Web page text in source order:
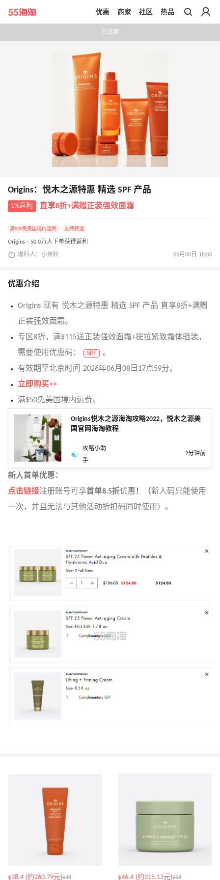
带你去官网买正品
优惠 商家 社区 热品
已过期
Origins：悦木之源特惠 精选 SPF 产品
1%返利 直享8折+满赠正装强效面霜
满$35免美国境内运费 支持转运
Origins · 50.0万人下单获得返利
爆料人：小米粒 06月08日 18:00
优惠介绍
Origins 现有 悦木之源特惠 精选 SPF 产品 直享8折+满赠
正装强效面霜。
专区8折，满$115送正装强效面霜+提拉紧致霜体验装，
需要使用优惠码：
SPF
。
有效期至北京时间 2026年06月08日17点59分。
立即购买>>
满$50免美国境内运费。
Origins悦木之源海淘攻略2022，悦木之源美
国官网海淘教程
攻略小助
手
2分钟前
新人首单优惠：
点击链接注册账号可享首单8.5折优惠！（新人码只能使用
一次，并且无法与其他活动折扣码同时使用）。
$38.4 (约260.79元)$48 $46.4 (约315.13元)$58